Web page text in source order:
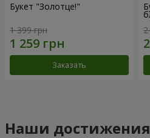
Букет "Золотце!"
1 399 грн
Заказать
2
Наши достижения